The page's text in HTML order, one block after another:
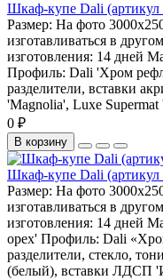
Шкаф-купе Dali (артикул
Размер: На фото
изготавливаться в
изготовления: 14 дней
Профиль: Dali 'Хром
разделители, вставки
'Magnolia', Luxe Supermat
0 ₽
В корзину
Шкаф-купе Dali (артикул
Размер: На фото
изготавливаться в
изготовления: 14 дней
орех' Профиль: Dali
разделители, стекло,
(белый), вставки ЛДСП